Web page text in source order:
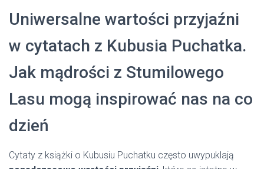
Uniwersalne wartości przyjaźni
w cytatach z Kubusia Puchatka.
Jak mądrości z Stumilowego
Lasu mogą inspirować nas na co
dzień
Cytaty z książki o Kubusiu Puchatku często uwypuklają